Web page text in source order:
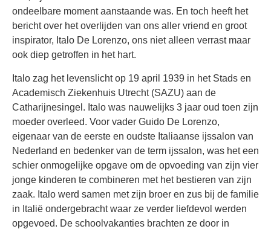
ondeelbare moment aanstaande was. En toch heeft het
bericht over het overlijden van ons aller vriend en groot
inspirator, Italo De Lorenzo, ons niet alleen verrast maar
ook diep getroffen in het hart.
Italo zag het levenslicht op 19 april 1939 in het Stads en
Academisch Ziekenhuis Utrecht (SAZU) aan de
Catharijnesingel. Italo was nauwelijks 3 jaar oud toen zijn
moeder overleed. Voor vader Guido De Lorenzo,
eigenaar van de eerste en oudste Italiaanse ijssalon van
Nederland en bedenker van de term ijssalon, was het een
schier onmogelijke opgave om de opvoeding van zijn vier
jonge kinderen te combineren met het bestieren van zijn
zaak. Italo werd samen met zijn broer en zus bij de familie
in Italië ondergebracht waar ze verder liefdevol werden
opgevoed. De schoolvakanties brachten ze door in